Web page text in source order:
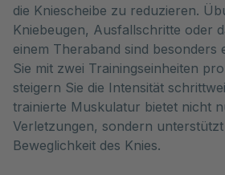
die Kniescheibe zu reduzieren.
Kniebeugen, Ausfallschritte oder
einem Theraband sind besonders
Sie mit zwei Trainingseinheiten
steigern Sie die Intensität
trainierte Muskulatur bietet nicht
Verletzungen, sondern
Beweglichkeit des Knies.